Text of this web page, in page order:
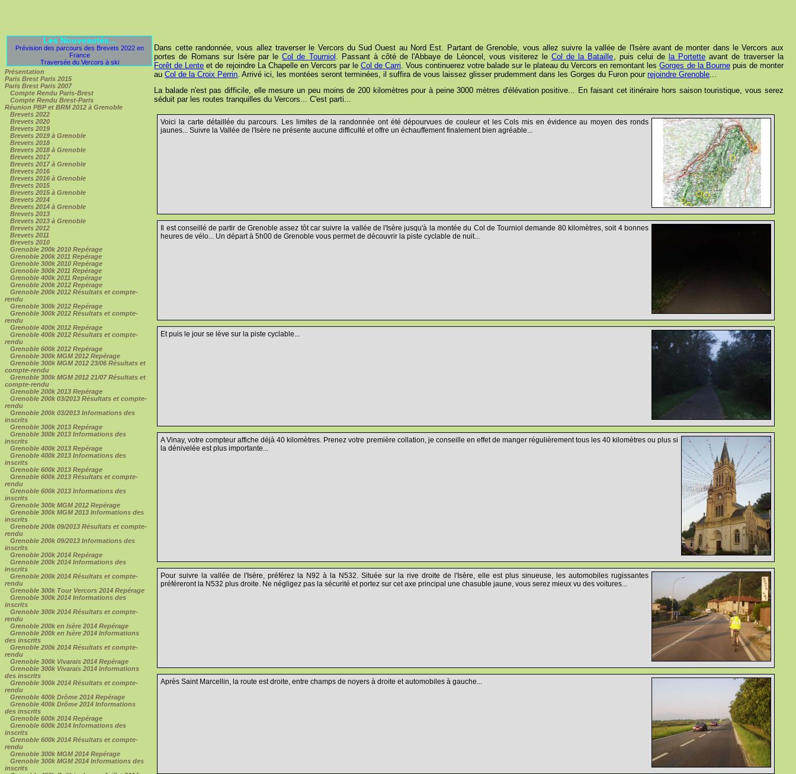
Les Nouveautés...
Prévision des parcours des Brevets 2022 en
France
Traversée du Vercors à ski
Présentation
Paris Brest Paris 2015
Paris Brest Paris 2007
Compte Rendu Paris-Brest
Compte Rendu Brest-Paris
Réunion PBP et BRM 2012 à Grenoble
Brevets 2022
Brevets 2020
Brevets 2019
Brevets 2019 à Grenoble
Brevets 2018
Brevets 2018 à Grenoble
Brevets 2017
Brevets 2017 à Grenoble
Brevets 2016
Brevets 2016 à Grenoble
Brevets 2015
Brevets 2015 à Grenoble
Brevets 2014
Brevets 2014 à Grenoble
Brevets 2013
Brevets 2013 à Grenoble
Brevets 2012
Brevets 2011
Brevets 2010
Grenoble 200k 2010 Repérage
Grenoble 200k 2011 Repérage
Grenoble 300k 2010 Repérage
Grenoble 300k 2011 Repérage
Grenoble 400k 2011 Repérage
Grenoble 200k 2012 Repérage
Grenoble 200k 2012 Résultats et compte-
rendu
Grenoble 300k 2012 Repérage
Grenoble 300k 2012 Résultats et compte-
rendu
Grenoble 400k 2012 Repérage
Grenoble 400k 2012 Résultats et compte-
rendu
Grenoble 600k 2012 Repérage
Grenoble 300k MGM 2012 Repérage
Grenoble 300k MGM 2012 23/06 Résultats et
compte-rendu
Grenoble 300k MGM 2012 21/07 Résultats et
compte-rendu
Grenoble 200k 2013 Repérage
Grenoble 200k 03/2013 Résultats et compte-
rendu
Grenoble 200k 03/2013 Informations des
inscrits
Grenoble 300k 2013 Repérage
Grenoble 300k 2013 Informations des
inscrits
Grenoble 400k 2013 Repérage
Grenoble 400k 2013 Informations des
inscrits
Grenoble 600k 2013 Repérage
Grenoble 600k 2013 Résultats et compte-
rendu
Grenoble 600k 2013 Informations des
inscrits
Grenoble 300k MGM 2012 Repérage
Grenoble 300k MGM 2013 Informations des
inscrits
Grenoble 200k 09/2013 Résultats et compte-
rendu
Grenoble 200k 09/2013 Informations des
inscrits
Grenoble 200k 2014 Repérage
Grenoble 200k 2014 Informations des
inscrits
Grenoble 200k 2014 Résultats et compte-
rendu
Grenoble 300k Tour Vercors 2014 Repérage
Grenoble 300k 2014 Informations des
inscrits
Grenoble 300k 2014 Résultats et compte-
rendu
Grenoble 200k en Isère 2014 Repérage
Grenoble 200k en Isère 2014 Informations
des inscrits
Grenoble 200k 2014 Résultats et compte-
rendu
Grenoble 300k Vivarais 2014 Repérage
Grenoble 300k Vivarais 2014 Informations
des inscrits
Grenoble 300k 2014 Résultats et compte-
rendu
Grenoble 400k Drôme 2014 Repérage
Grenoble 400k Drôme 2014 Informations
des inscrits
Grenoble 600k 2014 Repérage
Grenoble 600k 2014 Informations des
inscrits
Grenoble 600k 2014 Résultats et compte-
rendu
Grenoble 300k MGM 2014 Repérage
Grenoble 300k MGM 2014 Informations des
inscrits
Dans cette randonnée, vous allez traverser le Vercors du Sud Ouest au Nord Est. Partant de Grenoble, vous allez suivre la vallée de l'Isère avant de monter dans le Vercors aux
portes de Romans sur Isère par leCol de Tourniol . Passant à côté de l'Abbaye de Léoncel, vous visiterez leCol de la Bataille , puis celui dela Portette avant de traverser la
Forêt de Lente et de rejoindre La Chapelle en Vercors par le Col de Carri . Vous continuerez votre balade sur le plateau du Vercors en remontant lesGorges de la Bournepuis de monter
auCol de la Croix Perrin . Arrivé ici, les montées seront terminées, il suffira de vous laissez glisser prudemment dans les Gorges du Furon pourrejoindre Grenoble
La balade n'est pas difficile, elle mesure un peu moins de 200 kilomètres pour à peine 3000 mètres d'élévation positive... En faisant cet itinéraire hors saison touristique, vous serez
séduit par les routes tranquilles du Vercors... C'est parti...
Voici la carte détaillée du parcours. Les limites de la randonnée ont été dépourvues de couleur et les Cols mis en évidence au moyen des ronds
jaunes... Suivre la Vallée de l'Isère ne présente aucune difficulté et offre un échauffement finalement bien agréable...
Il est conseillé de partir de Grenoble assez tôt car suivre la vallée de l'Isère jusqu'à la montée du Col de Tourniol demande 80 kilomètres, soit 4 bonnes
heures de vélo... Un départ à 5h00 de Grenoble vous permet de découvrir la piste cyclable de nuit...
Et puis le jour se lève sur la piste cyclable...
A Vinay, votre compteur affiche déjà 40 kilomètres. Prenez votre première collation, je conseille en effet de manger régulièrement tous les 40 kilomètres ou plus si
la dénivelée est plus importante...
Pour suivre la vallée de l'Isère, préférez la N92 à la N532. Située sur la rive droite de l'Isère, elle est plus sinueuse, les automobiles rugissantes
préféreront la N532 plus droite. Ne négligez pas la sécurité et portez sur cet axe principal une chasuble jaune, vous serez mieux vu des voitures...
Après Saint Marcellin, la route est droite, entre champs de noyers à droite et automobiles à gauche...